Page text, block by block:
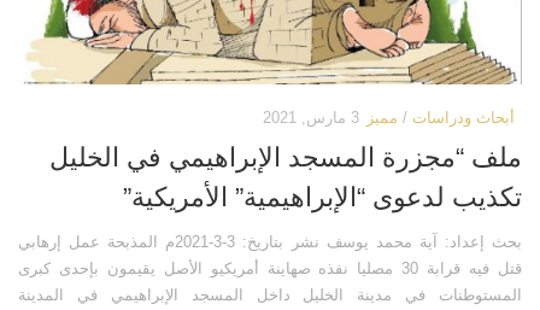
فيديوهات أخرى
العروض التقديمية
مكتبة الصوتيات
قرآن
دروس علمية
برامج إذاعية
أناشيد
متفرقات
كتابات أخرى
أبحاث ودراسات
المطبوعات
مكتبة الصور
صور المسجد الأقصى
صور مدينة القدس
صور ترميمات إسلامية
أبحاث ودراسات / مميز 3 مارس, 2021
ملف “مجزرة المسجد الإبراهيمي في الخليل
تكذيب لدعوى “الإبراهيمية” الأمريكية”
بحث إعداد: آية محمد يوسف نشر بتاريخ: 3-3-2021م المذبحة عمل إرهابي
قتل فيه قرابة 30 مصليا نفذه صهاينة أمريكيو الأصل يقيمون بإحدى كبرى
المستوطنات في مدينة الخليل داخل المسجد الإبراهيمي في المدينة